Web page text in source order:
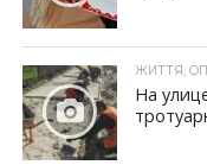
ЖИТТЯ,
На